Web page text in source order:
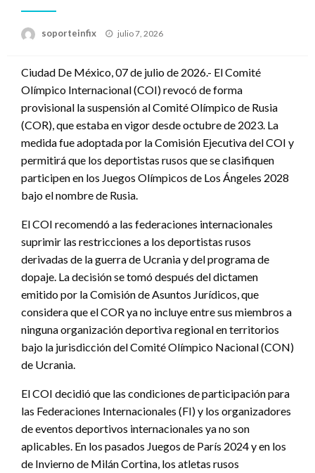
soporteinfix
Publicado
julio 7, 2026
Ciudad De México, 07 de julio de 2026.- El Comité
Olímpico Internacional (COI) revocó de forma
provisional la suspensión al Comité Olímpico de Rusia
(COR), que estaba en vigor desde octubre de 2023. La
medida fue adoptada por la Comisión Ejecutiva del COI y
permitirá que los deportistas rusos que se clasifiquen
participen en los Juegos Olímpicos de Los Ángeles 2028
bajo el nombre de Rusia.
El COI recomendó a las federaciones internacionales
suprimir las restricciones a los deportistas rusos
derivadas de la guerra de Ucrania y del programa de
dopaje. La decisión se tomó después del dictamen
emitido por la Comisión de Asuntos Jurídicos, que
considera que el COR ya no incluye entre sus miembros a
ninguna organización deportiva regional en territorios
bajo la jurisdicción del Comité Olímpico Nacional (CON)
de Ucrania.
El COI decidió que las condiciones de participación para
las Federaciones Internacionales (FI) y los organizadores
de eventos deportivos internacionales ya no son
aplicables. En los pasados Juegos de París 2024 y en los
de Invierno de Milán Cortina, los atletas rusos